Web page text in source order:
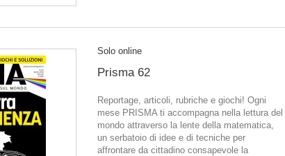
Solo online
Prisma 62
Reportage, articoli, rubriche e giochi! Ogni
mese PRISMA ti accompagna nella lettura del
mondo attraverso la lente della matematica,
un serbatoio di idee e di tecniche per
affrontare da cittadino consapevole la